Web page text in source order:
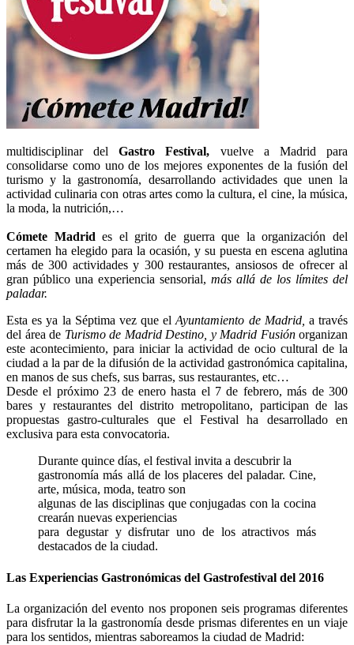
multidisciplinar delGastro Festival, vuelve a Madrid para
consolidarse como uno de los mejores exponentes de la fusión del
turismo y la gastronomía, desarrollando actividades que unen la
actividad culinaria con otras artes como la cultura, el cine, la música,
la moda, la nutrición,…
Cómete Madrid es el grito de guerra que la organización del
certamen ha elegido para la ocasión, y su puesta en escena aglutina
más de 300 actividades y 300 restaurantes, ansiosos de ofrecer al
gran público una experiencia sensorial, más allá de los límites del
paladar.
Esta es ya la Séptima vez que elAyuntamiento de Madrid, a través
del área de Turismo de Madrid Destino, y Madrid Fusión organizan
este acontecimiento, para iniciar la actividad de ocio cultural de la
ciudad a la par de la difusión de la actividad gastronómica capitalina,
en manos de sus chefs, sus barras, sus restaurantes, etc…
Desde el próximo 23 de enero hasta el 7 de febrero, más de 300
bares y restaurantes del distrito metropolitano, participan de las
propuestas gastro-culturales que el Festival ha desarrollado en
exclusiva para esta convocatoria.
Durante quince días, el festival invita a descubrir la
gastronomía más allá de los placeres del paladar. Cine,
arte, música, moda, teatro son
algunas de las disciplinas que conjugadas con la cocina
crearán nuevas experiencias
para degustar y disfrutar uno de los atractivos más
destacados de la ciudad.
Las Experiencias Gastronómicas del Gastrofestival del 2016
La organización del evento nos proponen seis programas diferentes
para disfrutar la la gastronomía desde prismas diferentes en un viaje
para los sentidos, mientras saboreamos la ciudad de Madrid: